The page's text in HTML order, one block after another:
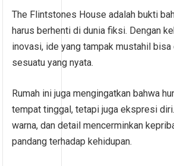
The Flintstones House adalah bukti
harus berhenti di dunia fiksi. Dengan
inovasi, ide yang tampak mustahil bisa
sesuatu yang nyata.
Rumah ini juga mengingatkan bahwa
tempat tinggal, tetapi juga ekspresi
warna, dan detail mencerminkan
pandang terhadap kehidupan.